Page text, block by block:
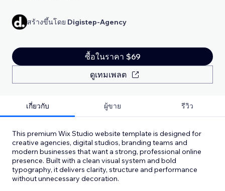
สร้างขึ้นโดย Digistep-Agency
ซื้อในราคา $69
ดูเทมเพลต
เกี่ยวกับ ผู้ขาย รีวิว
This premium Wix Studio website template is designed for
creative agencies, digital studios, branding teams and
modern businesses that want a strong, professional online
presence. Built with a clean visual system and bold
typography, it delivers clarity, structure and performance
without unnecessary decoration.